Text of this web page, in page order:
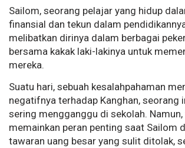
Sailom, seorang pelajar yang hidup
finansial dan tekun dalam
melibatkan dirinya dalam berbagai
bersama kakak laki-lakinya untuk
mereka.
Suatu hari, sebuah kesalahpahaman
negatifnya terhadap Kanghan, seorang
sering mengganggu di sekolah.
memainkan peran penting saat Sailom
tawaran uang besar yang sulit ditolak,